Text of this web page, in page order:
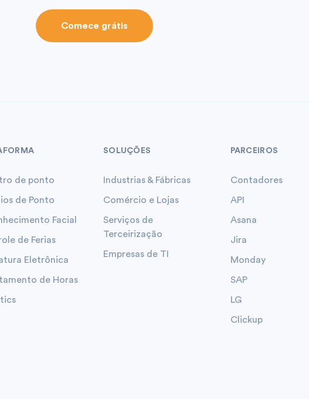
Comece grátis
de ponto
de Ponto
Facial
de Ferias
Eletrônica
de Horas
SOLUÇÕES
Industrias & Fábricas
Comércio e Lojas
Serviços de
Terceirização
Empresas de TI
PARCEIROS
Contadores
API
Asana
Jira
Monday
SAP
LG
Clickup